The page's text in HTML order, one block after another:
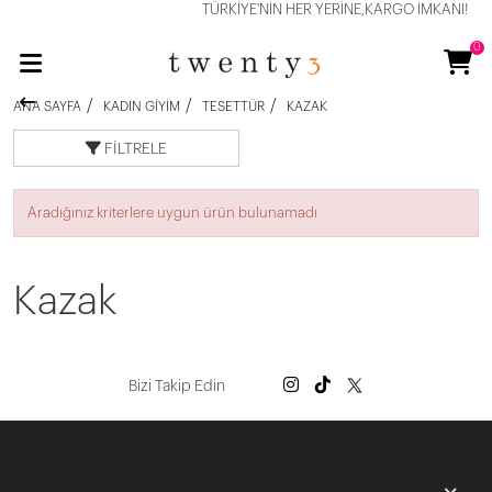
TÜRKİYE'NİN HER YERİNE,KARGO İMKANI!
0
ANA SAYFA KADIN GIYIM TESETTÜR KAZAK
FILTRELE
Aradığınız kriterlere uygun ürün bulunamadı
Kazak
Bizi Takip Edin